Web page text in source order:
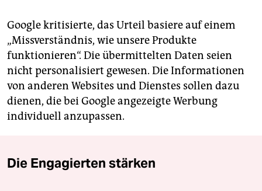
Google kritisierte, das Urteil basiere auf einem
„Missverständnis, wie unsere Produkte
funktionieren“. Die übermittelten Daten seien
nicht personalisiert gewesen. Die Informationen
von anderen Websites und Dienstes sollen dazu
dienen, die bei Google angezeigte Werbung
individuell anzupassen.
Die Engagierten stärken